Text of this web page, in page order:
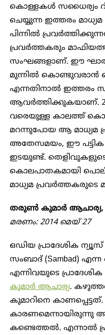
കൊള്ളകൾ സധൈര്യം
ചെയ്യുന്ന ഇത്തരം
പിന്നിൽ
പ്രവർത്തകരും
സംഘങ്ങളാണ്. ഈ
മുന്നിൽ കൊണ്ടുവരാൻ
എന്നതിനാൽ ഇത്തരം
ആവർത്തിക്കുകയാണ്.
വരെയുള്ള കാലത്ത്
മറന്നുപോയ ആ മാധ്യമ
അതേസമയം, ഈ
ഇടയുണ്ട്.
കൊലപാതകമായി
മാധ്യമ
തരുൺ കുമാർ ആചാര്യ,
മരണം: 2014 മെയ് 27
ഒഡിയ പ്രാദേശിക
സംബാദ് (Sambad) എന്ന
എന്നിവയുടെ
കുമാർ ആചാര്യ.
കുമാറിനെ
കാരണമെന്നായിരുന്നു
കണ്ടെത്തൽ. എന്നാൽ